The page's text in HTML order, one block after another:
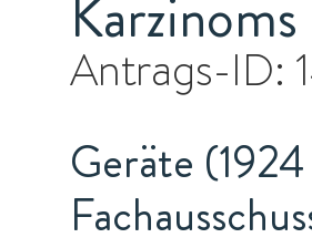
Karzinoms
Antrags-ID:
Geräte